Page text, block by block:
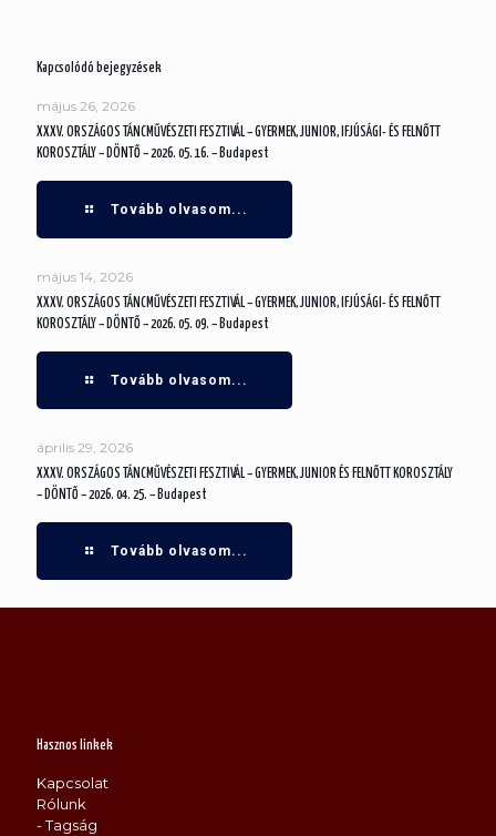
Kapcsolódó bejegyzések
május 26, 2026
XXXV. ORSZÁGOS TÁNCMŰVÉSZETI FESZTIVÁL – GYERMEK, JUNIOR, IFJÚSÁGI- ÉS FELNŐTT
KOROSZTÁLY – DÖNTŐ – 2026. 05. 16. – Budapest
Tovább olvasom...
május 14, 2026
XXXV. ORSZÁGOS TÁNCMŰVÉSZETI FESZTIVÁL – GYERMEK, JUNIOR, IFJÚSÁGI- ÉS FELNŐTT
KOROSZTÁLY – DÖNTŐ – 2026. 05. 09. – Budapest
Tovább olvasom...
április 29, 2026
XXXV. ORSZÁGOS TÁNCMŰVÉSZETI FESZTIVÁL – GYERMEK, JUNIOR ÉS FELNŐTT KOROSZTÁLY
– DÖNTŐ – 2026. 04. 25. – Budapest
Tovább olvasom...
Hasznos linkek
Kapcsolat
Rólunk
- Tagság